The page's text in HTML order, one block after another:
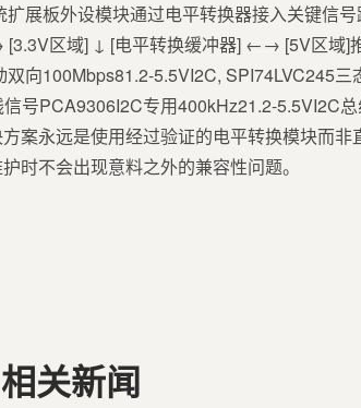
展板外设模块通过电平转换器接入关键信
区域] ↓ [电平转换缓冲器] ←→ [5V区域]
向100Mbps81.2-5.5VI2C, SPI74LVC245三
号PCA9306I2C专用400kHz21.2-5.5VI2C
案永远是使用经过验证的电平转换模块而非
不会出现意料之外的兼容性问题。
相关新闻